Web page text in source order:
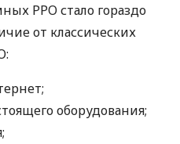
РРО стало гораздо
от классических
оборудования;